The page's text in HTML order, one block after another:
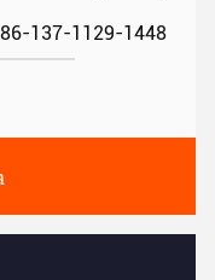
86-137-1129-1448